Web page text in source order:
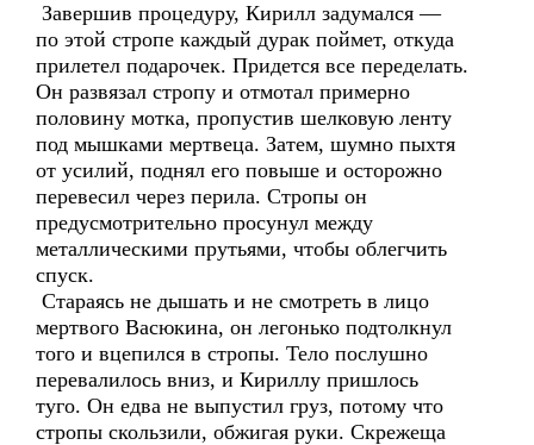
Завершив процедуру, Кирилл задумался —
по этой стропе каждый дурак поймет, откуда
прилетел подарочек. Придется все переделать.
Он развязал стропу и отмотал примерно
половину мотка, пропустив шелковую ленту
под мышками мертвеца. Затем, шумно пыхтя
от усилий, поднял его повыше и осторожно
перевесил через перила. Стропы он
предусмотрительно просунул между
металлическими прутьями, чтобы облегчить
спуск.
Стараясь не дышать и не смотреть в лицо
мертвого Васюкина, он легонько подтолкнул
того и вцепился в стропы. Тело послушно
перевалилось вниз, и Кириллу пришлось
туго. Он едва не выпустил груз, потому что
стропы скользили, обжигая руки. Скрежеща